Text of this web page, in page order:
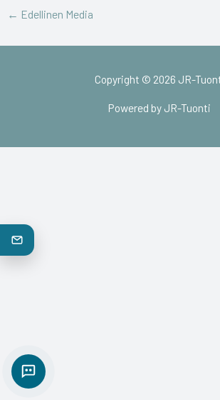
← Edellinen Media
Copyright © 2026 JR-
Powered by JR-Tuonti